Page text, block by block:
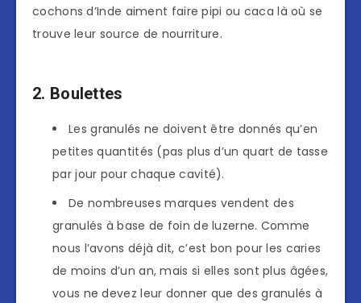
cochons d’Inde aiment faire pipi ou caca là où se
trouve leur source de nourriture.
2. Boulettes
Les granulés ne doivent être donnés qu’en
petites quantités (pas plus d’un quart de tasse
par jour pour chaque cavité).
De nombreuses marques vendent des
granulés à base de foin de luzerne. Comme
nous l’avons déjà dit, c’est bon pour les caries
de moins d’un an, mais si elles sont plus âgées,
vous ne devez leur donner que des granulés à